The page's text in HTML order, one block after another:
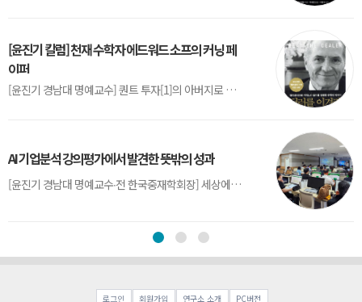
[윤진기 칼럼] 천재 수학자 에드워드 소프의 커닝 페
이퍼
[윤진기 경남대 명예교수] 퀀트 투자[1]의 아버지로 불리는 에드워드 소프(Edward O. Thorp)는 수학계에서 천재로 알려진 인물이다. 그는 수학자이지만, 투자 업계에도 여러 가지 흥미로운 일화를 남겼다.수학을 이용하여 카지노를 이길 수 있는지가 궁금했던 그는 동료 교수가 소개해 준 블랙잭(Blackjack) 전략의 핵심을 손바닥 크기의 종이에 요...
AI 기업분석 강의평가에서 발견한 뜻밖의 성과
[윤진기 경남대 명예교수∙전 한국중재학회장] 세상에는 우연처럼 보이지만 인류의 진보를 이끌어낸 사건들이 있다. 영국의 알렉산더 플레밍(Alexander Fleming)이 곰팡이 핀 페트리 접시(Petri dish)를 버리지 않고[1] 관찰해 페니실린을 발견한 것은 그 대표적 사례다. 무심히 지나쳤다면 결코 없었을 혁신이었다.지난 7월 5일, 필자가 개발한 기업...
로그인 회원가입 연구소 소개 PC버전